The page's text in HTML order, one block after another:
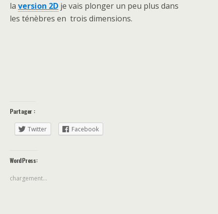
la version 2D je vais plonger un peu plus dans
les ténèbres en trois dimensions.
Partager :
Twitter Facebook
WordPress:
chargement…